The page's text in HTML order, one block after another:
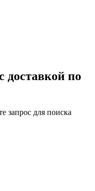
по
запрос для поиска